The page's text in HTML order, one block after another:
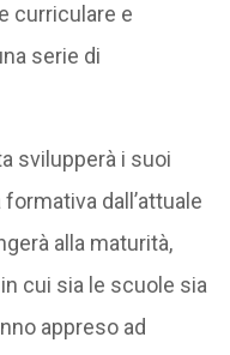
curriculare e
serie di
svilupperà i suoi
dall’attuale
alla maturità,
cui sia le scuole sia
appreso ad